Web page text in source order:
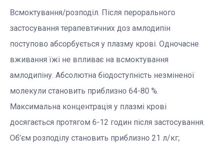
Всмоктування/розподіл. Після перорального
застосування терапевтичних доз амлодипін
поступово абсорбується у плазму крові. Одночасне
вживання їжі не впливає на всмоктування
амлодипіну. Абсолютна біодоступність незміненої
молекули становить приблизно 64-80 %.
Максимальна концентрація у плазмі крові
досягається протягом 6-12 годин після застосування.
Об’єм розподілу становить приблизно 21 л/кг;